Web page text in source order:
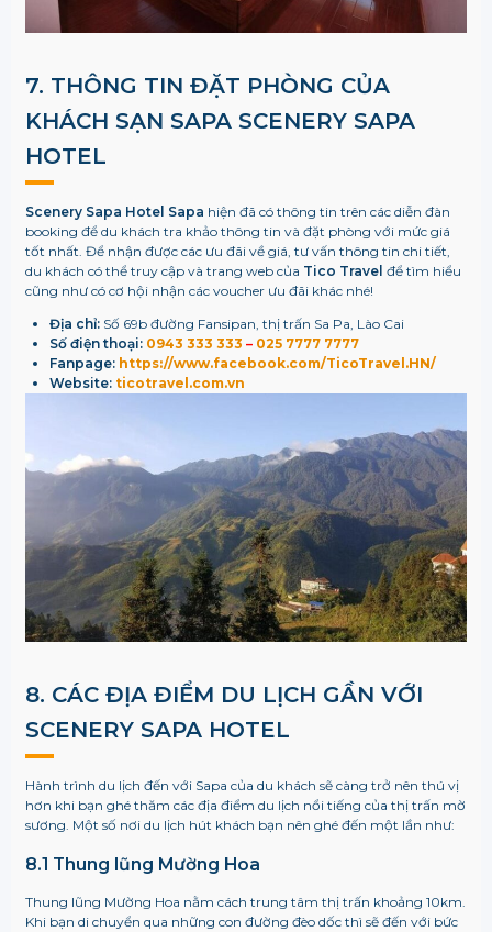
7. THÔNG TIN ĐẶT PHÒNG CỦA
KHÁCH SẠN SAPA SCENERY SAPA
HOTEL
Scenery Sapa Hotel Sapa hiện đã có thông tin trên các diễn đàn
booking để du khách tra khảo thông tin và đặt phòng với mức giá
tốt nhất. Để nhận được các ưu đãi về giá, tư vấn thông tin chi tiết,
du khách có thể truy cập và trang web của Tico Travel để tìm hiểu
cũng như có cơ hội nhận các voucher ưu đãi khác nhé!
Địa chỉ:Số 69b đường Fansipan, thị trấn Sa Pa, Lào Cai
Số điện thoại: 0943 333 333 – 025 7777 7777
Fanpage:​ https://www.facebook.com/TicoTravel.HN/
Website: ticotravel.com.vn
8. CÁC ĐỊA ĐIỂM DU LỊCH GẦN VỚI
SCENERY SAPA HOTEL
Hành trình du lịch đến với Sapa của du khách sẽ càng trở nên thú vị
hơn khi bạn ghé thăm các địa điểm du lịch nổi tiếng của thị trấn mờ
sương. Một số nơi du lịch hút khách bạn nên ghé đến một lần như:
8.1 Thung lũng Mường Hoa
Thung lũng Mường Hoa nằm cách trung tâm thị trấn khoảng 10km.
Khi bạn di chuyển qua những con đường đèo dốc thì sẽ đến với bức